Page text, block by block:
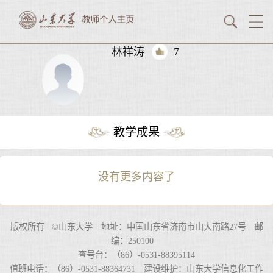
林祥涛 7
教学成果
没有更多内容了
版权所有 ©山东大学 地址：中国山东省济南市山大南路27号 邮
编：250100
查号台：（86）-0531-88395114
值班电话：（86）-0531-88364731 建设维护：山东大学信息化工作